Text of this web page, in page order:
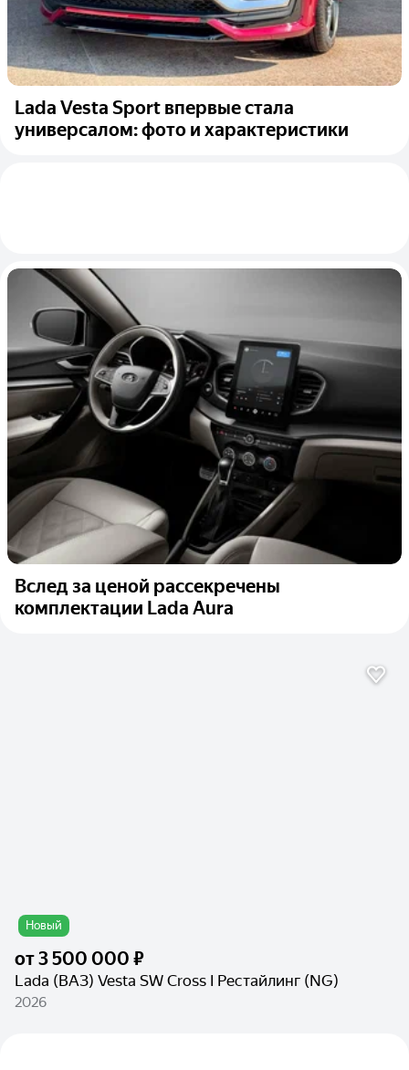
Lada Vesta Sport впервые стала
универсалом: фото и характеристики
Вслед за ценой рассекречены
комплектации Lada Aura
Новый
от3 500 000 ₽
Lada (ВАЗ) Vesta SW Cross I Рестайлинг (NG)
2026